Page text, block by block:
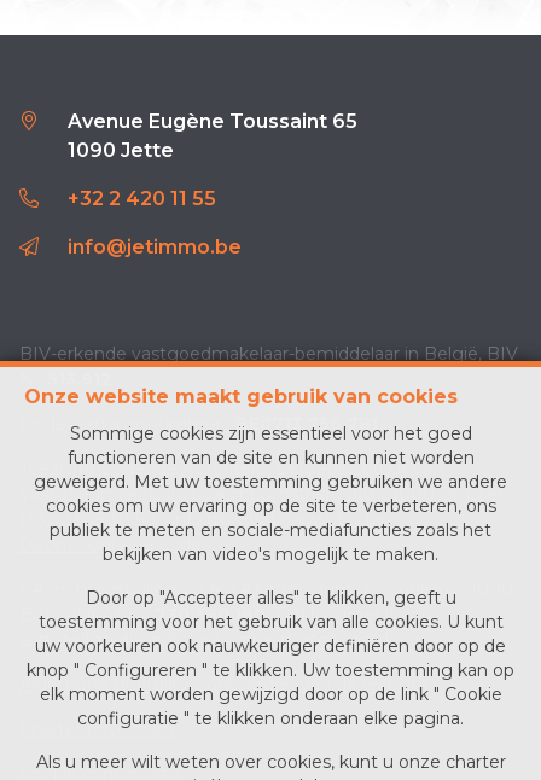
Onze website maakt gebruik van cookies
Sommige cookies zijn essentieel voor het goed
functioneren van de site en kunnen niet worden
geweigerd. Met uw toestemming gebruiken we andere
cookies om uw ervaring op de site te verbeteren, ons
publiek te meten en sociale-mediafuncties zoals het
bekijken van video's mogelijk te maken.
Door op "Accepteer alles" te klikken, geeft u
toestemming voor het gebruik van alle cookies. U kunt
uw voorkeuren ook nauwkeuriger definiëren door op de
knop " Configureren " te klikken. Uw toestemming kan op
elk moment worden gewijzigd door op de link " Cookie
configuratie " te klikken onderaan elke pagina.
Als u meer wilt weten over cookies, kunt u onze charter
Avenue Eugène Toussaint 65
1090 Jette
+32 2 420 11 55
info@jetimmo.be
BIV-erkende vastgoedmakelaar-bemiddelaar in België, BIV
Ondernemingsnummer : BE0713 756 781
Toezichthoudende Autoriteit : Beroepinstituut van
Vastgoedmakelaars Luxemburgstraat, 16B - 1000 Brussel
(+32 2 505 38 50 - info@biv.be) -www.biv.be-
Deontologische code
BA en borgstelling via NV AXA Belgium, Troonplein 1, 1000
Brussel (polisnr.730.390.160) Dekking geldt voor
activiteiten die in België worden uitgevoerd
Algemene gebruiksvoorwaarden van de website
Charter privéleven
Cookie configuratie